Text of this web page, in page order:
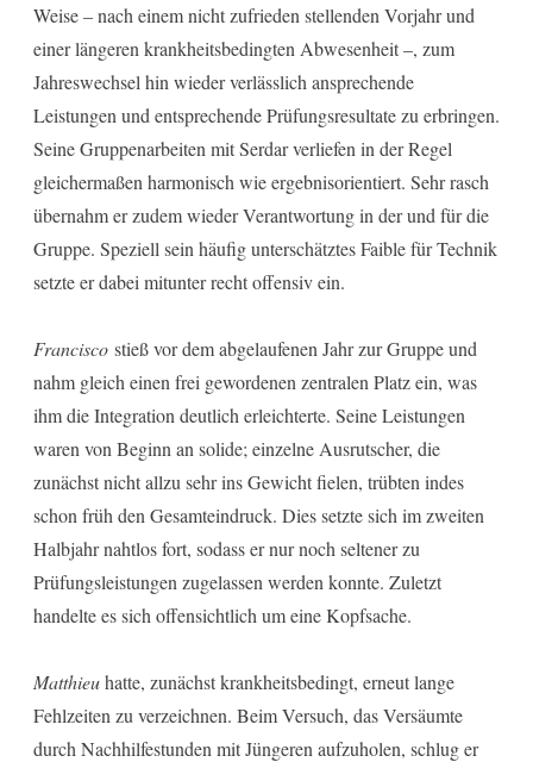
Weise – nach einem nicht zufrieden stellenden Vorjahr und
einer längeren krankheitsbedingten Abwesenheit –, zum
Jahreswechsel hin wieder verlässlich ansprechende
Leistungen und entsprechende Prüfungsresultate zu erbringen.
Seine Gruppenarbeiten mit Serdar verliefen in der Regel
gleichermaßen harmonisch wie ergebnisorientiert. Sehr rasch
übernahm er zudem wieder Verantwortung in der und für die
Gruppe. Speziell sein häufig unterschätztes Faible für Technik
setzte er dabei mitunter recht offensiv ein.
Francisco stieß vor dem abgelaufenen Jahr zur Gruppe und
nahm gleich einen frei gewordenen zentralen Platz ein, was
ihm die Integration deutlich erleichterte. Seine Leistungen
waren von Beginn an solide; einzelne Ausrutscher, die
zunächst nicht allzu sehr ins Gewicht fielen, trübten indes
schon früh den Gesamteindruck. Dies setzte sich im zweiten
Halbjahr nahtlos fort, sodass er nur noch seltener zu
Prüfungsleistungen zugelassen werden konnte. Zuletzt
handelte es sich offensichtlich um eine Kopfsache.
Matthieuhatte, zunächst krankheitsbedingt, erneut lange
Fehlzeiten zu verzeichnen. Beim Versuch, das Versäumte
durch Nachhilfestunden mit Jüngeren aufzuholen, schlug er